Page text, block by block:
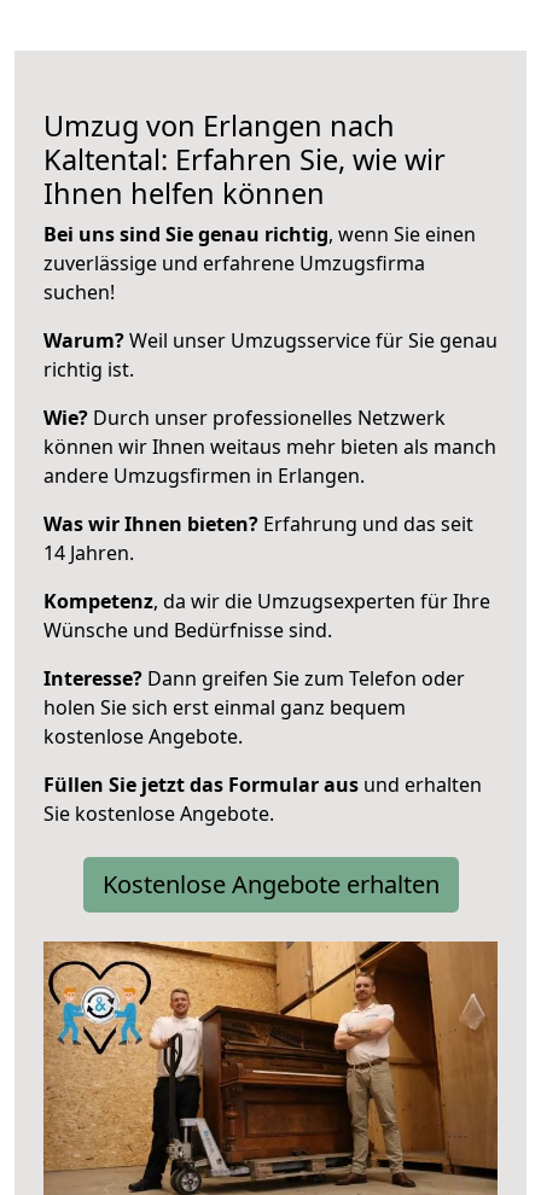
Umzug von Erlangen nach
Kaltental: Erfahren Sie, wie wir
Ihnen helfen können
Bei uns sind Sie genau richtig, wenn Sie einen
zuverlässige und erfahrene Umzugsfirma
suchen!
Warum?Weil unser Umzugsservice für Sie genau
richtig ist.
Wie? Durch unser professionelles Netzwerk
können wir Ihnen weitaus mehr bieten als manch
andere Umzugsfirmen in Erlangen.
Was wir Ihnen bieten? Erfahrung und das seit
14 Jahren.
Kompetenz, da wir die Umzugsexperten für Ihre
Wünsche und Bedürfnisse sind.
Interesse? Dann greifen Sie zum Telefon oder
holen Sie sich erst einmal ganz bequem
kostenlose Angebote.
Füllen Sie jetzt das Formular aus und erhalten
Sie kostenlose Angebote.
Kostenlose Angebote erhalten